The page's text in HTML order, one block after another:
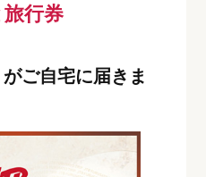
行券
ご自宅に届きま